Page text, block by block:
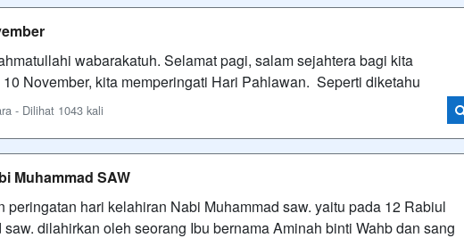
wabarakatuh. Selamat pagi, salam sejahtera bagi kita
November, kita memperingati Hari Pahlawan. Seperti diketahu
- Dilihat 1043 kali
Muhammad SAW
peringatan hari kelahiran Nabi Muhammad saw. yaitu pada 12 Rabiul
dilahirkan oleh seorang Ibu bernama Aminah binti Wahb dan sang